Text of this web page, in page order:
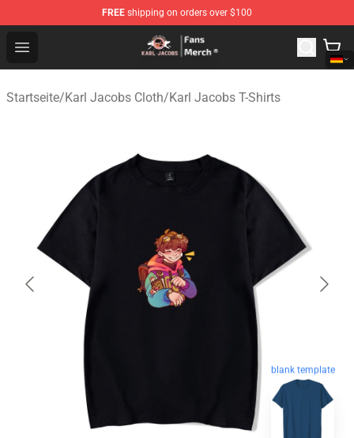
FREE shipping on orders over $100
Open menu
Karl Jacobs Store - Official Karl Jacobs Merchandise
Startseite/Karl Jacobs Cloth/Karl Jacobs T-Shirts
blank template